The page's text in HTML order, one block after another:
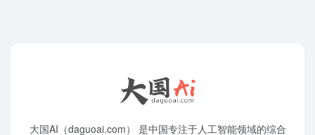
大国AI（daguoai.com） 是中国专注于人工智能领域的综合